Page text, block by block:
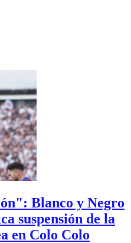
Blanco y Negro
suspensión de la
en Colo Colo